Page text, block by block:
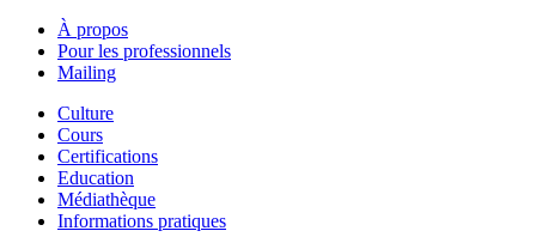
À propos
Pour les professionnels
Mailing
Culture
Cours
Certifications
Education
Médiathèque
Informations pratiques